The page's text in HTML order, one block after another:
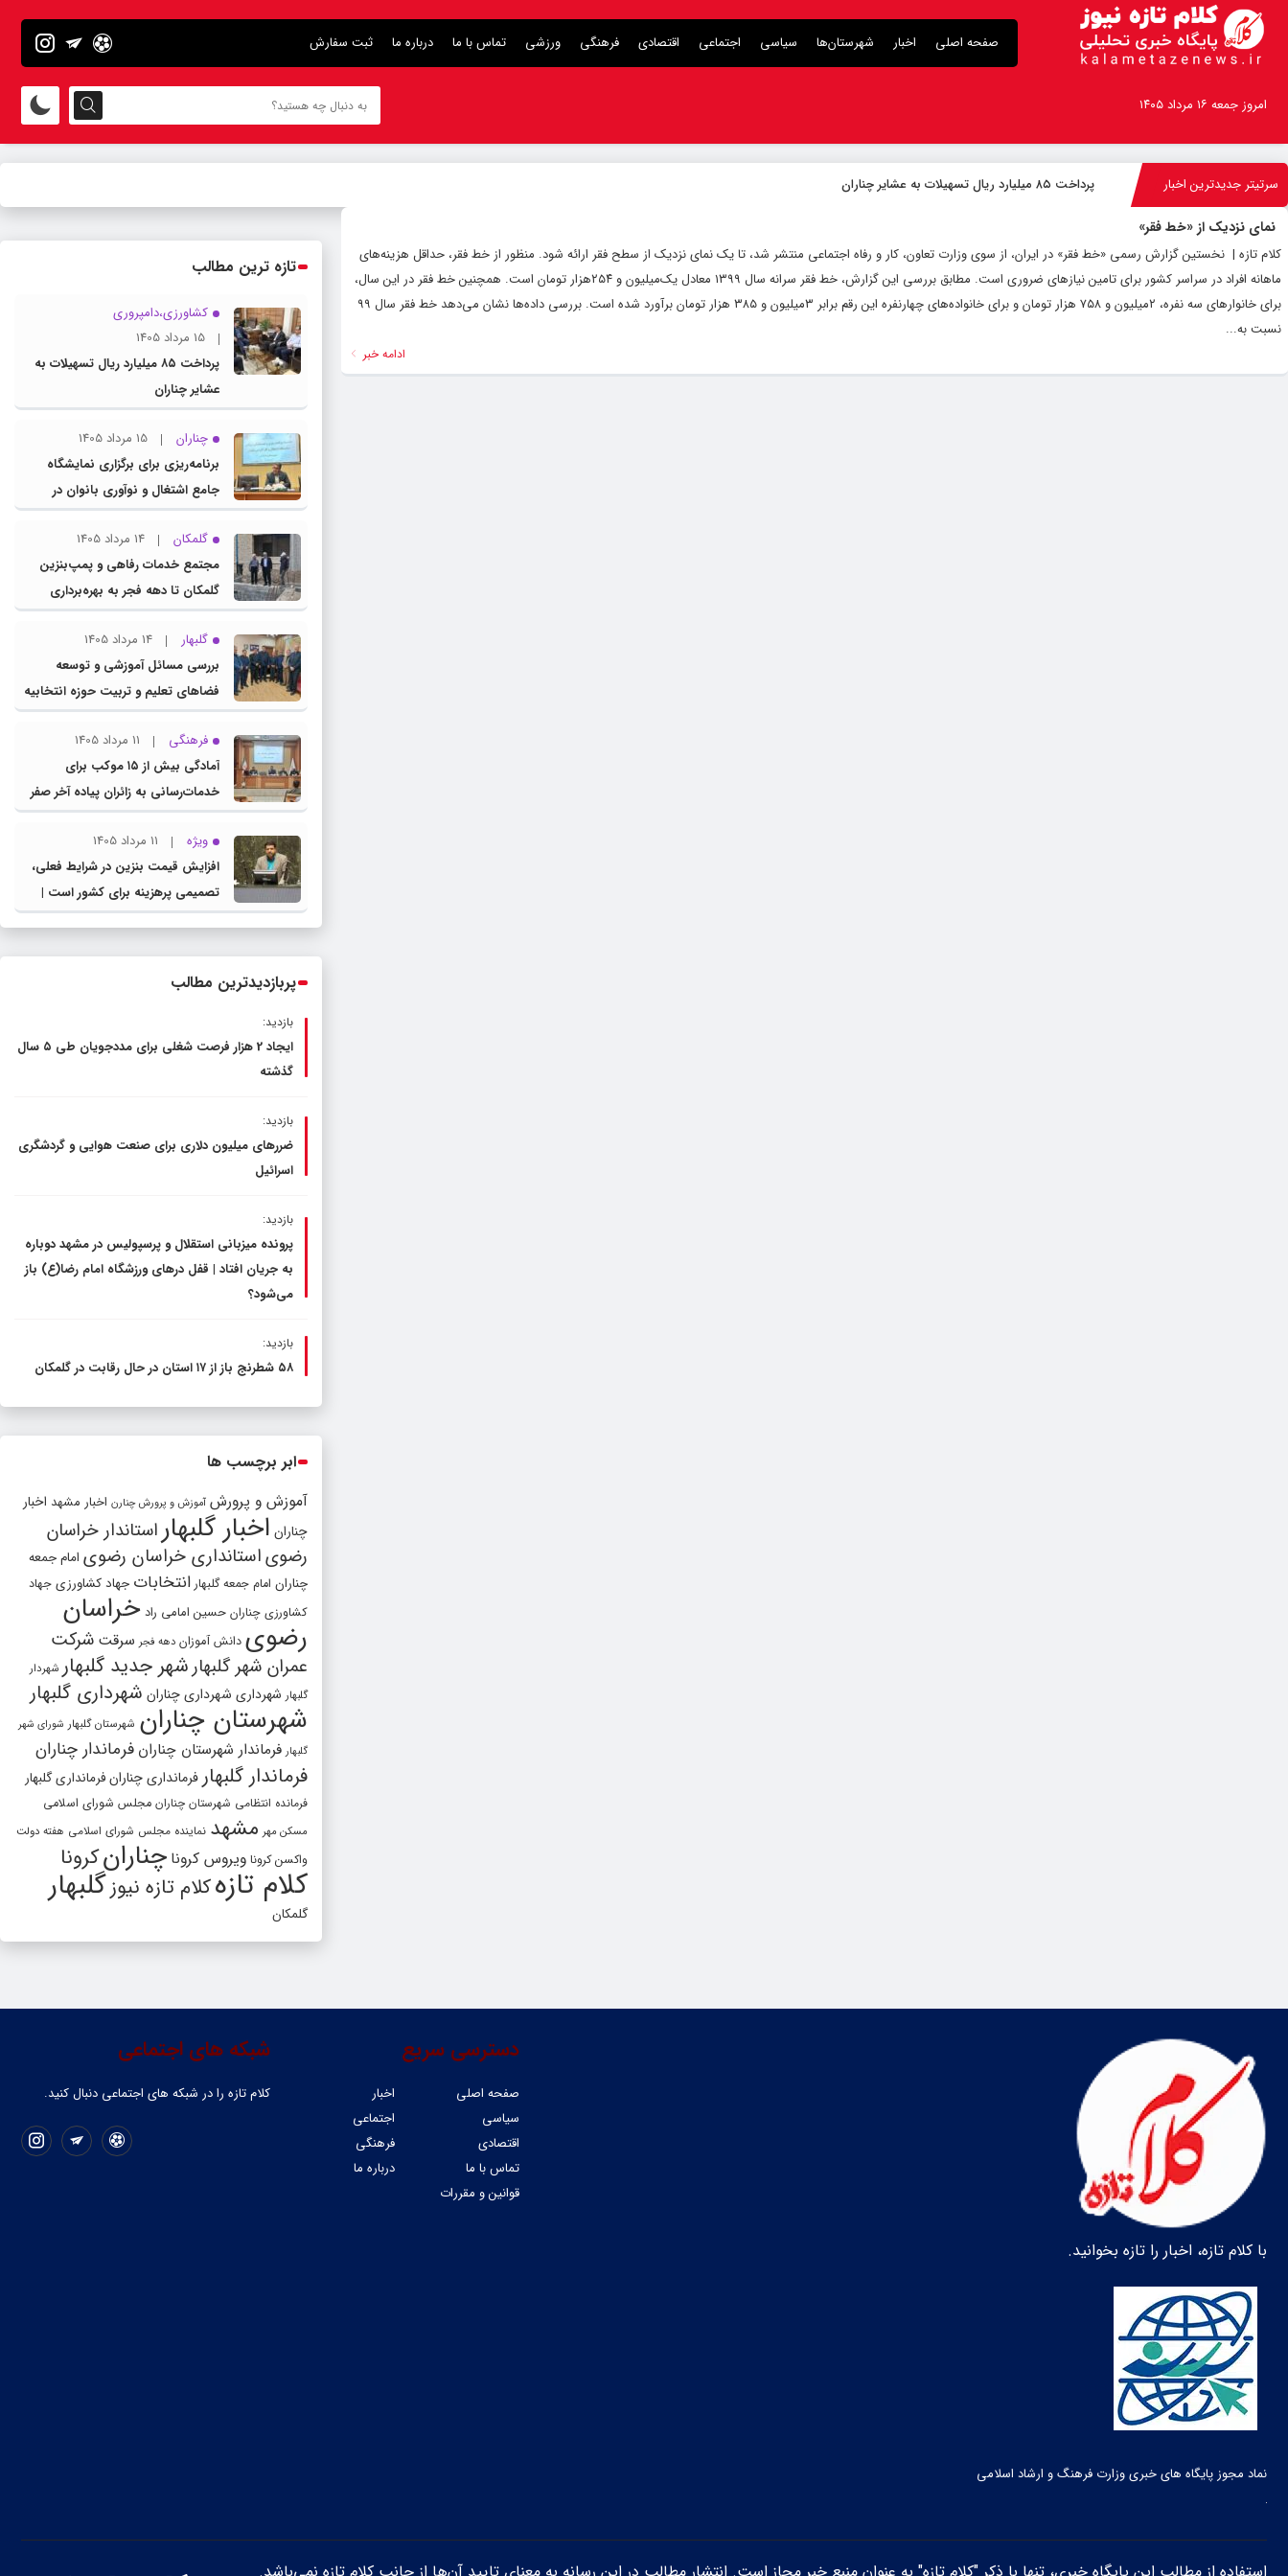
صفحه اصلی اخبار شهرستان‌ها سیاسی اجتماعی اقتصادی فرهنگی ورزشی تماس با ما درباره ما ثبت سفارش
امروز جمعه ۱۶ مرداد ۱۴۰۵
سرتیتر جدیدترین اخبار پرداخت ۸۵ میلیارد ریال تسهیلات به عشایر چناران
نمای نزدیک از «خط فقر»
کلام تازه | نخستین گزارش رسمی «خط فقر» در ایران، از سوی وزارت تعاون، کار و رفاه اجتماعی منتشر شد، تا یک نمای نزدیک از سطح فقر ارائه شود. منظور از خط فقر، حداقل هزینه‌های
ماهانه افراد در سراسر کشور برای تامین نیازهای ضروری است. مطابق بررسی این گزارش، خط فقر سرانه سال ۱۳۹۹ معادل یک‌‌میلیون و ۲۵۴هزار تومان است. همچنین خط فقر در این سال،
برای خانوارهای سه نفره، ۲‌میلیون و ۷۵۸ هزار تومان و برای خانواده‌های چهارنفره این رقم برابر ۳میلیون و ۳۸۵ هزار تومان برآورد شده است. بررسی داده‌ها نشان می‌دهد خط فقر سال ۹۹
نسبت به...
ادامه خبر
تازه ترین مطالب
کشاورزی،دامپروری
15 مرداد 1405
پرداخت ۸۵ میلیارد ریال تسهیلات به
عشایر چناران
چناران
15 مرداد 1405
برنامه‌ریزی برای برگزاری نمایشگاه
جامع اشتغال و نوآوری بانوان در
چناران
گلمکان
14 مرداد 1405
مجتمع خدمات رفاهی و پمپ‌بنزین
گلمکان تا دهه فجر به بهره‌برداری
می‌رسد
گلبهار
14 مرداد 1405
بررسی مسائل آموزشی و توسعه
فضاهای تعلیم و تربیت حوزه انتخابیه
در نشست مشترک عضو کمیسیون
آموزش مجلس با مدیرکل آموزش و
پرورش خراسان رضوی
فرهنگی
11 مرداد 1405
آمادگی بیش از ۱۵ موکب برای
خدمات‌رسانی به زائران پیاده آخر صفر
در شهرستان چناران
ویژه
11 مرداد 1405
افزایش قیمت بنزین در شرایط فعلی،
تصمیمی پرهزینه برای کشور است |
دولت، قاچاق سوخت و عوامل اصلی
پربازدیدترین مطالب
بازدید:
ایجاد 2 هزار فرصت شغلی برای مددجویان طی ۵ سال
گذشته
بازدید:
ضررهای میلیون دلاری برای صنعت هوایی و گردشگری
اسرائیل
بازدید:
پرونده میزبانی استقلال و پرسپولیس در مشهد دوباره
به جریان افتاد | قفل در‌های ورزشگاه امام رضا(ع) باز
می‌شود؟
بازدید:
۵۸ شطرنج‌ باز از ۱۷ استان در حال رقابت در گلمکان
ابر برچسب ها
آموزش و پرورش آموزش و پرورش چنارن اخبار مشهد اخبار
چناران اخبار گلبهار استاندار خراسان
رضویاستانداری خراسان رضوی امام جمعه
چناران امام جمعه گلبهار انتخابات جهاد کشاورزی جهاد
کشاورزی چناران حسین امامی راد خراسان
رضوی دانش آموزان دهه فجر سرقت شرکت
عمران شهر گلبهارشهر جدید گلبهار شهردار
گلبهار شهرداری شهرداری چناران شهرداری گلبهار
شهرستان چناران شهرستان گلبهار شورای شهر
گلبهار فرماندار شهرستان چناران فرماندار چناران
فرماندار گلبهار فرمانداری چنارانفرمانداری گلبهار
فرمانده انتظامی شهرستان چناران مجلس شورای اسلامی
مسکن مهر مشهد نماینده مجلس شورای اسلامی هفته دولت
واکسن کرونا ویروس کرونا چنارانکرونا
کلام تازهکلام تازه نیوزگلبهار
گلمکان
با کلام تازه، اخبار را تازه بخوانید.
نماد مجوز پایگاه های خبری وزارت فرهنگ و ارشاد اسلامی
شبکه های اجتماعی
کلام تازه را در شبکه ‌های اجتماعی دنبال کنید.
دسترسی سریع
صفحه اصلی
اخبار
سیاسی
اجتماعی
اقتصادی
فرهنگی
تماس با ما
درباره ما
قوانین و مقررات